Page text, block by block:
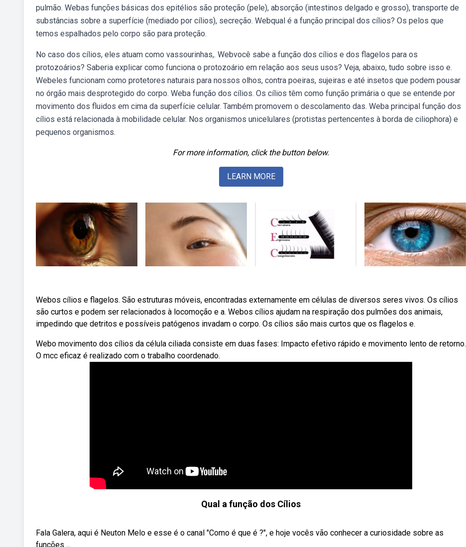
pulmão. Webas funções básicas dos epitélios são proteção (pele), absorção (intestinos delgado e grosso), transporte de
substâncias sobre a superfície (mediado por cílios), secreção. Webqual é a função principal dos cílios? Os pelos que
temos espalhados pelo corpo são para proteção.
No caso dos cílios, eles atuam como vassourinhas,. Webvocê sabe a função dos cílios e dos flagelos para os
protozoários? Saberia explicar como funciona o protozoário em relação aos seus usos? Veja, abaixo, tudo sobre isso e.
Webeles funcionam como protetores naturais para nossos olhos, contra poeiras, sujeiras e até insetos que podem pousar
no órgão mais desprotegido do corpo. Weba função dos cílios. Os cílios têm como função primária o que se entende por
movimento dos fluidos em cima da superfície celular. Também promovem o descolamento das. Weba principal função dos
cílios está relacionada à mobilidade celular. Nos organismos unicelulares (protistas pertencentes à borda de ciliophora) e
pequenos organismos.
For more information, click the button below.
LEARN MORE
Webos cílios e flagelos. São estruturas móveis, encontradas externamente em células de diversos seres vivos. Os cílios
são curtos e podem ser relacionados à locomoção e a. Webos cílios ajudam na respiração dos pulmões dos animais,
impedindo que detritos e possíveis patógenos invadam o corpo. Os cílios são mais curtos que os flagelos e.
Webo movimento dos cílios da célula ciliada consiste em duas fases: Impacto efetivo rápido e movimento lento de retorno.
O mcc eficaz é realizado com o trabalho coordenado.
Qual a função dos Cílios
Fala Galera, aqui é Neuton Melo e esse é o canal "Como é que é ?", e hoje vocês vão conhecer a curiosidade sobre as
funções ...